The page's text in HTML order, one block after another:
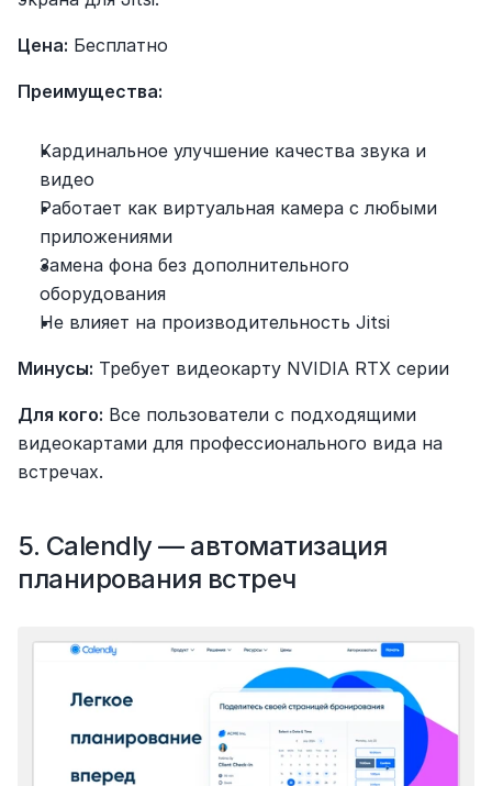
Цена: Бесплатно
Преимущества:
Кардинальное улучшение качества звука и
видео
Работает как виртуальная камера с любыми
приложениями
Замена фона без дополнительного
оборудования
Не влияет на производительность Jitsi
Минусы: Требует видеокарту NVIDIA RTX серии
Для кого: Все пользователи с подходящими
видеокартами для профессионального вида на
встречах.
5. Calendly — автоматизация
планирования встреч